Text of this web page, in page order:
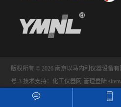
版权所有 © 2026 南京以马内利仪器设备有
号-3 技术支持： 化工仪器网 管理登陆